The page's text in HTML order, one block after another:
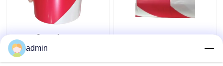
Προειδοποίηση
κυκλοφορίας PE
Προστατευτική ταινία
80 - 150 μm PE
προστατευτική ταινία
admin